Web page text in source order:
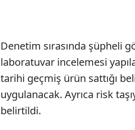
Denetim sırasında şüpheli
laboratuvar incelemesi
tarihi geçmiş ürün sattığı
uygulanacak. Ayrıca risk
belirtildi.